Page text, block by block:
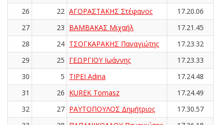
26
22 ΑΓΟΡΑΣΤΑΚΗΣ Στέφανος
17.20.06
27
23 ΒΑΜΒΑΚΑΣ Μιχαήλ
17.21.45
28
24 ΤΣΟΓΚΑΡΑΚΗΣ Παναγιώτης
17.23.32
29
25 ΓΕΩΡΓΙΟΥ Ιωάννης
17.23.33
30
5 TIPEI Adina
17.24.48
31
26 KUREK Tomasz
17.24.49
32
27 ΡΑΥΤΟΠΟΥΛΟΣ Δημήτριος
17.30.57